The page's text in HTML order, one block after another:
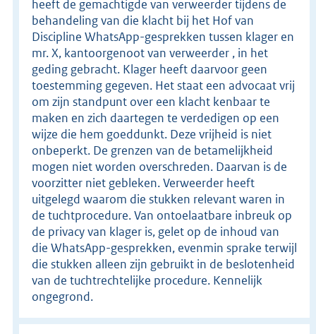
heeft de gemachtigde van verweerder tijdens de
behandeling van die klacht bij het Hof van
Discipline WhatsApp-gesprekken tussen klager en
mr. X, kantoorgenoot van verweerder , in het
geding gebracht. Klager heeft daarvoor geen
toestemming gegeven. Het staat een advocaat vrij
om zijn standpunt over een klacht kenbaar te
maken en zich daartegen te verdedigen op een
wijze die hem goeddunkt. Deze vrijheid is niet
onbeperkt. De grenzen van de betamelijkheid
mogen niet worden overschreden. Daarvan is de
voorzitter niet gebleken. Verweerder heeft
uitgelegd waarom die stukken relevant waren in
de tuchtprocedure. Van ontoelaatbare inbreuk op
de privacy van klager is, gelet op de inhoud van
die WhatsApp-gesprekken, evenmin sprake terwijl
die stukken alleen zijn gebruikt in de beslotenheid
van de tuchtrechtelijke procedure. Kennelijk
ongegrond.